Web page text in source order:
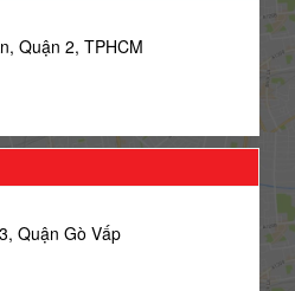
Quận 2, TPHCM
Quận Gò Vấp